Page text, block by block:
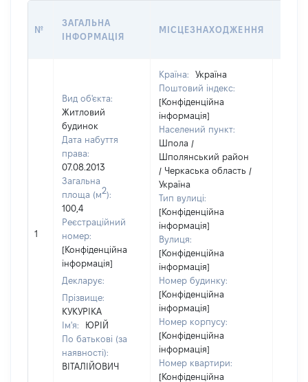
№
ЗАГАЛЬНА
ІНФОРМАЦІЯ
МІСЦЕЗНАХОДЖЕННЯ
1
Вид об'єкта:
Житловий
будинок
Дата набуття
права:
07.08.2013
Загальна
площа (м2):
100,4
Реєстраційний
номер:
[Конфіденційна
інформація]
Декларує:
Прізвище:
КУКУРІКА
Ім'я:
ЮРІЙ
По батькові (за
наявності):
ВІТАЛІЙОВИЧ
Країна:
Україна
Поштовий індекс:
[Конфіденційна
інформація]
Населений пункт:
Шпола /
Шполянський район
/ Черкаська область /
Україна
Тип вулиці:
[Конфіденційна
інформація]
Вулиця:
[Конфіденційна
інформація]
Номер будинку:
[Конфіденційна
інформація]
Номер корпусу:
[Конфіденційна
інформація]
Номер квартири:
[Конфіденційна